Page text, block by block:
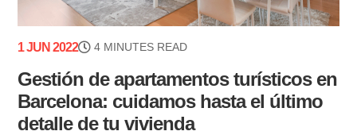
1 JUN 2022 4 MINUTES READ
Gestión de apartamentos turísticos en
Barcelona: cuidamos hasta el último
detalle de tu vivienda